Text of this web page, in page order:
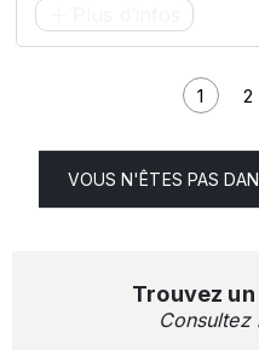
Page
1 2
VOUS N'ÊTES PAS
Trouvez
Consultez